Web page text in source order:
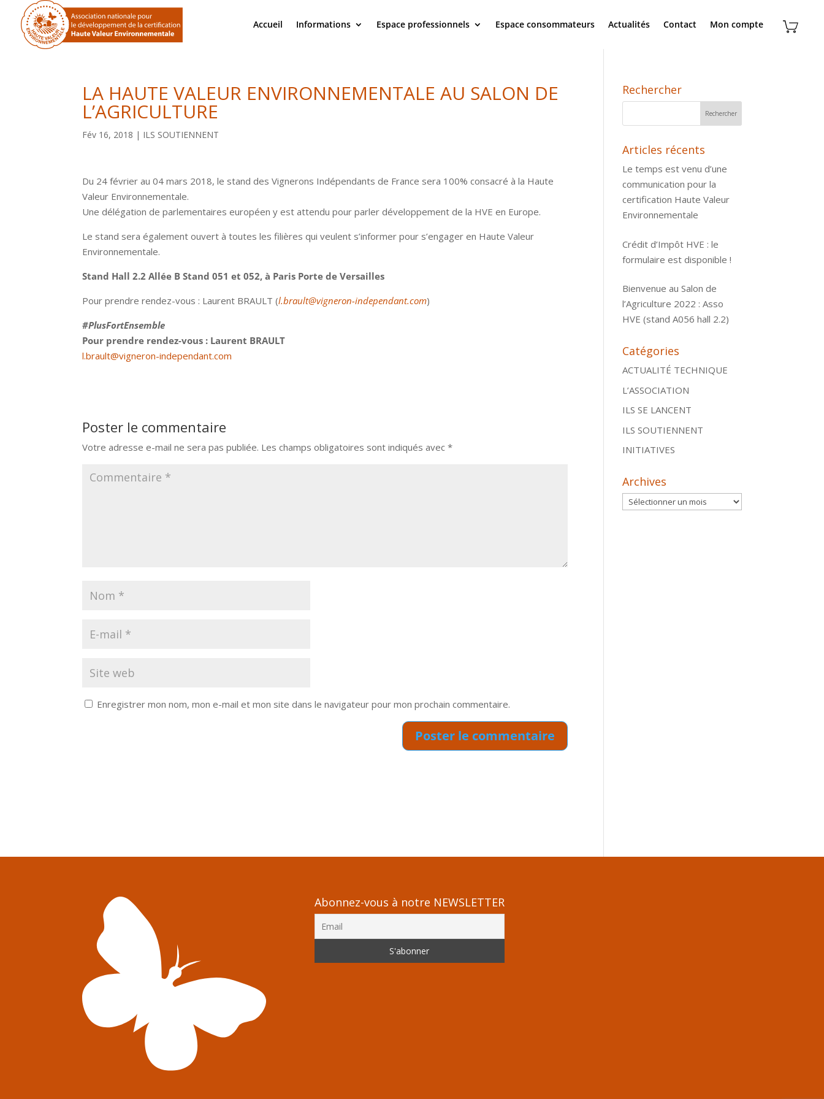
Accueil Informations Espace professionnels Espace consommateurs Actualités Contact Mon compte
LA HAUTE VALEUR ENVIRONNEMENTALE AU SALON DE
L’AGRICULTURE
Fév 16, 2018 | ILS SOUTIENNENT
Du 24 février au 04 mars 2018, le stand des Vignerons Indépendants de France sera 100% consacré à la Haute
Valeur Environnementale.
Une délégation de parlementaires européen y est attendu pour parler développement de la HVE en Europe.
Le stand sera également ouvert à toutes les filières qui veulent s’informer pour s’engager en Haute Valeur
Environnementale.
Stand Hall 2.2 Allée B Stand 051 et 052, à Paris Porte de Versailles
Pour prendre rendez-vous : Laurent BRAULT (l.brault@vigneron-independant.com)
#PlusFortEnsemble
Pour prendre rendez-vous : Laurent BRAULT
l.brault@vigneron-independant.com
Poster le commentaire
Votre adresse e-mail ne sera pas publiée. Les champs obligatoires sont indiqués avec*
Enregistrer mon nom, mon e-mail et mon site dans le navigateur pour mon prochain commentaire.
Rechercher
Articles récents
Le temps est venu d’une
communication pour la
certification Haute Valeur
Environnementale
Crédit d’Impôt HVE : le
formulaire est disponible !
Bienvenue au Salon de
l’Agriculture 2022 : Asso
HVE (stand A056 hall 2.2)
Catégories
ACTUALITÉ TECHNIQUE
L’ASSOCIATION
ILS SE LANCENT
ILS SOUTIENNENT
INITIATIVES
Archives
Archives
Abonnez-vous à notre NEWSLETTER